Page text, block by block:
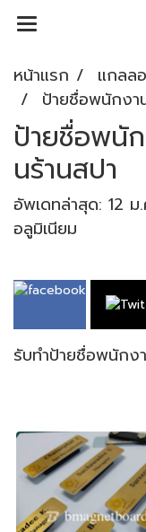
หน้าแรก แกลล
ป้ายชื่อพนักงา
ป้ายชื่อพนั
นร้านสปา
อัพเดทล่าสุด: 12
อลูมิเนียม
รับทำป้ายชื่อพนักง